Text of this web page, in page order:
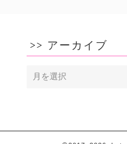
>> アーカイブ
>>
ア
ブ